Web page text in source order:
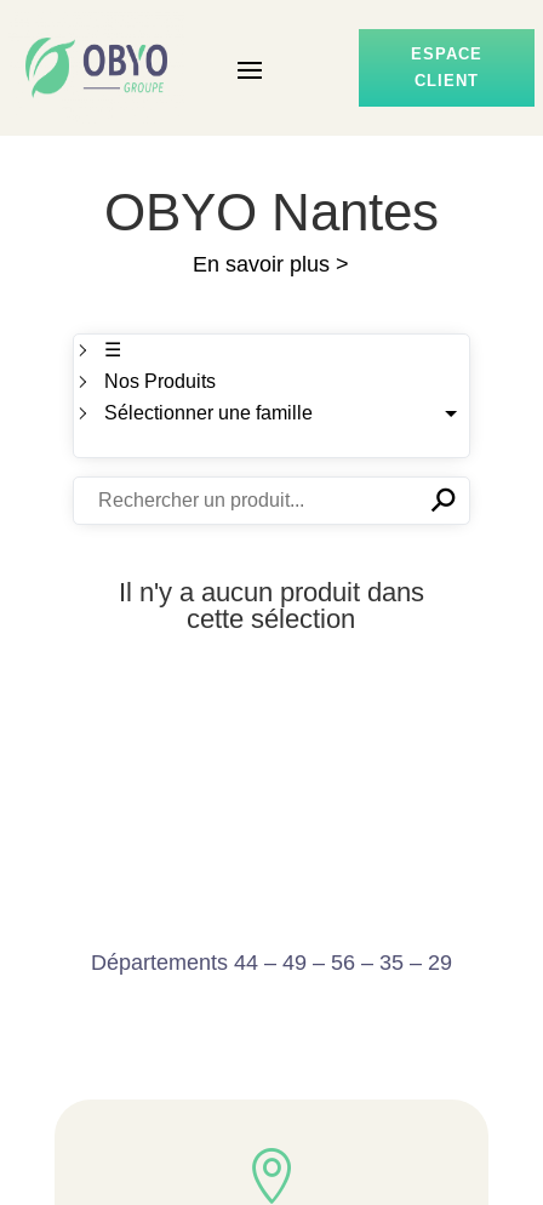
ESPACE
CLIENT
OBYO Nantes
En savoir plus >
☰
Nos Produits
Sélectionner une famille
✕⚲
Il n'y a aucun produit dans
cette sélection
Départements 44 – 49 – 56 – 35 – 29
